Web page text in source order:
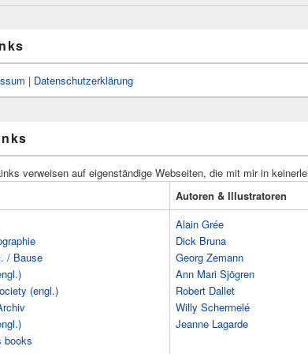
| Datenschutzerklärung
verweisen auf eigenständige Webseiten, die mit mir in
Autoren & Illustratoren
/ Bause
(engl.)
books
Alain Grée
Dick Bruna
Georg Zemann
Ann Mari Sjögren
Robert Dallet
Willy Schermelé
Jeanne Lagarde